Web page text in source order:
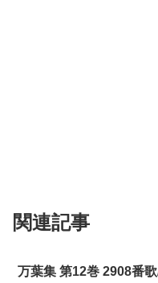
関連記事
万葉集 第12巻 2908番